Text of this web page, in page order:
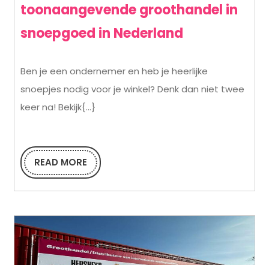
toonaangevende groothandel in
snoepgoed in Nederland
Kirpa
in
snoepgoed
Nederland
Ben je een ondernemer en heb je heerlijke
snoepjes nodig voor je winkel? Denk dan niet twee
keer na! Bekijk{...}
READ MORE
READ
MORE